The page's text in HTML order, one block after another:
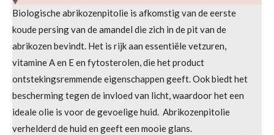
:
0
s
t
e
r
r
e
r
e
n
r
e
n
r
e
n
r
e
n
Biologische abrikozenpitolie is afkomstig van de eerste
koude persing van de amandel die zich in de pit van de
abrikozen bevindt. Het is rijk aan essentiële vetzuren,
vitamine A en E en fytosterolen, die het product
ontstekingsremmende eigenschappen geeft. Ook biedt het
bescherming tegen de invloed van licht, waardoor het een
ideale olie is voor de gevoelige huid. Abrikozenpitolie
verhelderd de huid en geeft een mooie glans.